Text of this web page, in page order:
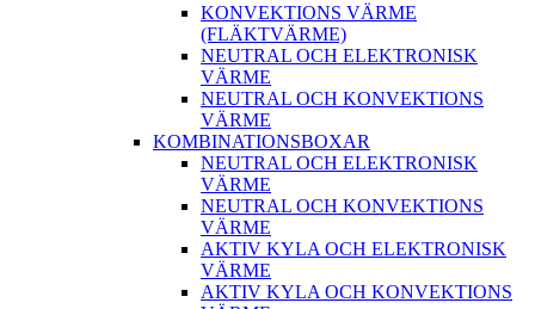
KONVEKTIONS VÄRME
(FLÄKTVÄRME)
NEUTRAL OCH ELEKTRONISK
VÄRME
NEUTRAL OCH KONVEKTIONS
VÄRME
KOMBINATIONSBOXAR
NEUTRAL OCH ELEKTRONISK
VÄRME
NEUTRAL OCH KONVEKTIONS
VÄRME
AKTIV KYLA OCH ELEKTRONISK
VÄRME
AKTIV KYLA OCH KONVEKTIONS